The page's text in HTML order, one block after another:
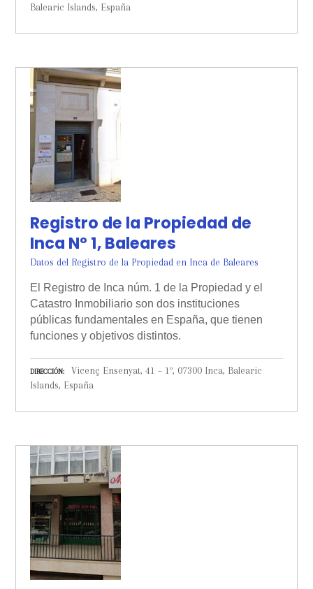
Balearic Islands, España
Registro de la Propiedad de
Inca Nº 1, Baleares
Datos del Registro de la Propiedad en Inca de Baleares
El Registro de Inca núm. 1 de la Propiedad y el
Catastro Inmobiliario son dos instituciones
públicas fundamentales en España, que tienen
funciones y objetivos distintos.
DIRECCIÓN
Vicenç Ensenyat, 41 – 1º, 07300 Inca, Balearic
Islands, España